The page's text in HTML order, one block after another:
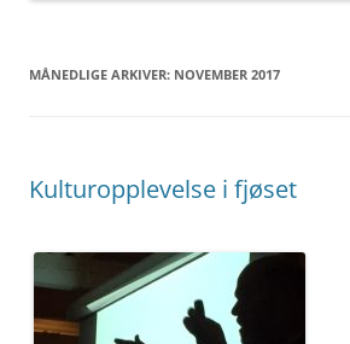
MÅNEDLIGE ARKIVER: NOVEMBER 2017
Kulturopplevelse i fjøset